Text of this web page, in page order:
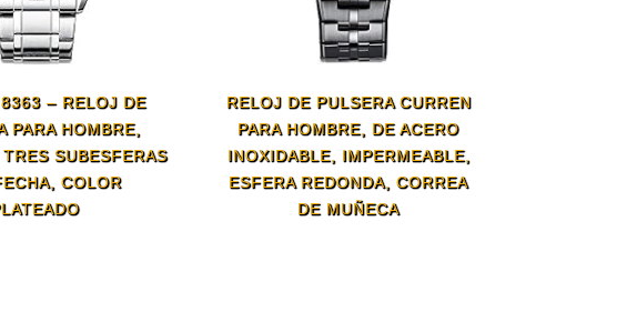
– RELOJ DE
PARA HOMBRE,
SUBESFERAS
COLOR
RELOJ DE PULSERA CURREN
PARA HOMBRE, DE ACERO
INOXIDABLE, IMPERMEABLE,
ESFERA REDONDA, CORREA
DE MUÑECA